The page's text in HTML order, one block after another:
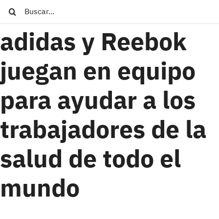
Buscar:
adidas y Reebok
juegan en equipo
para ayudar a los
trabajadores de la
salud de todo el
mundo